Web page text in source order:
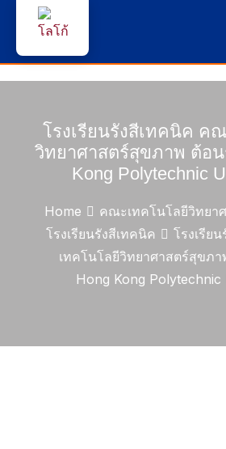
หน้าแรก
ผู้สนใจสมัครเรียน
บริการนักศึกษา
คณาจารย์และบุคลากร
บุคคลทั่วไป
โรงเรียนรังสีเทคนิค ค
วิทยาศาสตร์สุขภาพ ต้อน
Kong Polytechnic
Home
คณะเทคโนโลยีวิทยา
โรงเรียนรังสีเทคนิค
โรงเรีย
เทคโนโลยีวิทยาศาสตร์สุขภ
Hong Kong Polytechnic